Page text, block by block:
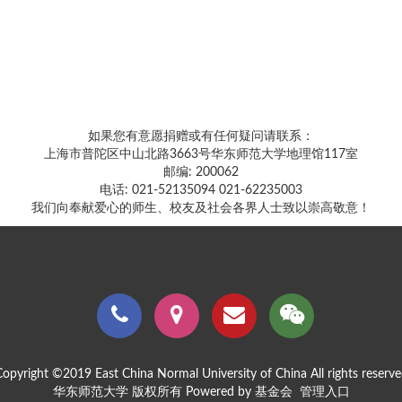
如果您有意愿捐赠或有任何疑问请联系：
上海市普陀区中山北路3663号华东师范大学地理馆117室
邮编: 200062
电话: 021-52135094 021-62235003
我们向奉献爱心的师生、校友及社会各界人士致以崇高敬意！
©2019 East China Normal University of China All rights
华东师范大学 版权所有 Powered by 基金会 管理入口